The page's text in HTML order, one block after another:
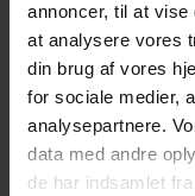
annoncer, til at
at analysere vores
din brug af vores
for sociale medier,
analysepartnere.
data med andre
de har indsamlet